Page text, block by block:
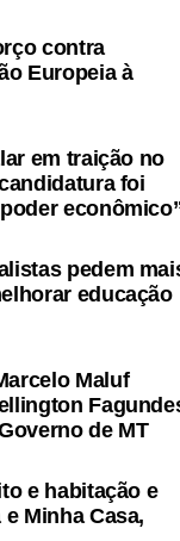
contra
Europeia à
em traição no
foi
pedem
educação
Maluf
de MT
e habitação e
Minha Casa,